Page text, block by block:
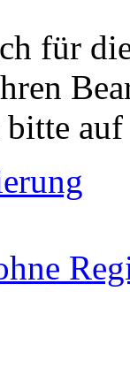
für